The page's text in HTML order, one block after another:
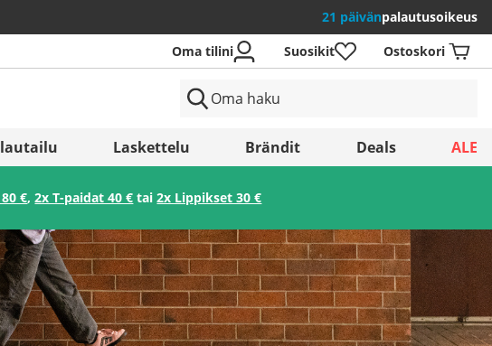
21 päivänpalautusoikeus
Tallenna
Oma tilini Suosikit Ostoskori
Laskettelu Brändit Deals ALE
€,2x T-paidat 40 € tai2x Lippikset 30 €